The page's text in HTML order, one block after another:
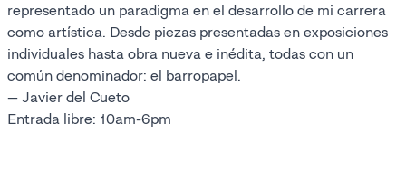
representado un paradigma en el desarrollo de mi carrera
como artística. Desde piezas presentadas en exposiciones
individuales hasta obra nueva e inédita, todas con un
común denominador: el barropapel.
— Javier del Cueto
Entrada libre: 10am-6pm